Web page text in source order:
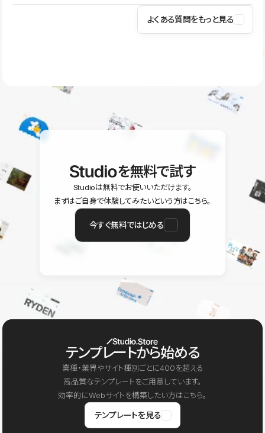
はSSL/TLSによる通信暗号化に対応しており、悪質なスクリプトの
操作方法や機能については、ヘルプセンターでご確認いただけま
ユーザー同士で質問・相談できるコミュニティもご利用ください。
よくある質問をもっと見る
を無料で試す
Studioは無料でお使いいただけます。
まずはご自身で体験してみたいという方はこちら。
今すぐ無料ではじめる
テンプレートから始める
業種・業界やサイト種別ごとに400を超える
高品質なテンプレートをご用意しています。
効率的にWebサイトを構築したい方はこちら。
テンプレートを見る